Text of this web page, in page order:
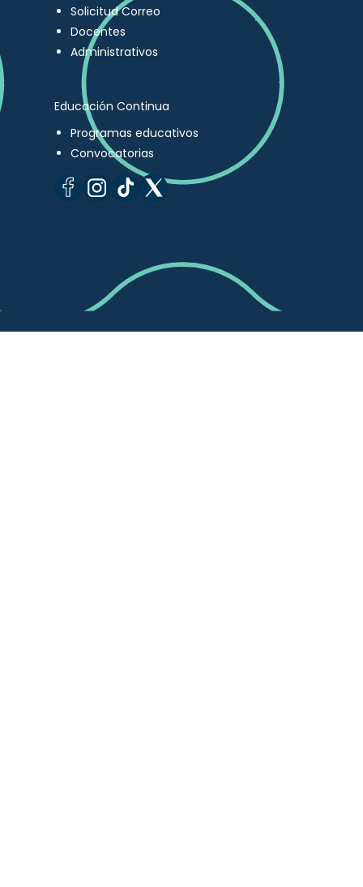
Solicitud Correo
Docentes
Administrativos
Educación Continua
Programas educativos
Convocatorias